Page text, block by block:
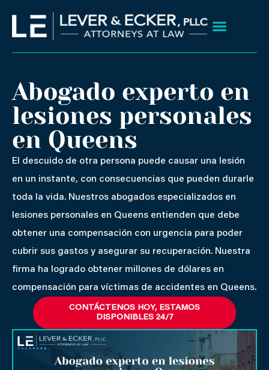
contenido
Abogado experto en
lesiones personales
en Queens
El descuido de otra persona puede causar una lesión
en un instante, con consecuencias que pueden durarle
toda la vida. Nuestros abogados especializados en
lesiones personales en Queens entienden que debe
obtener una compensación con urgencia para poder
cubrir sus gastos y asegurar su recuperación. Nuestra
firma ha logrado obtener millones de dólares en
compensación para víctimas de accidentes en Queens.
CONTÁCTENOS HOY, ESTAMOS
DISPONIBLES 24/7